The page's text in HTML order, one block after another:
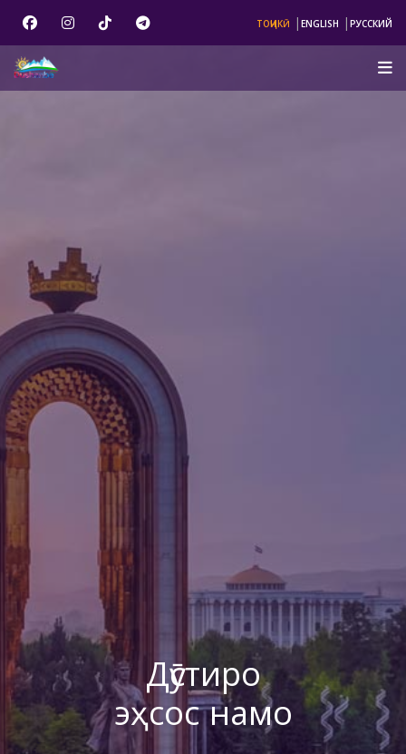
ТОҶИКӢ | ENGLISH | РУССКИЙ
Дӯстиро
эҳсос намо